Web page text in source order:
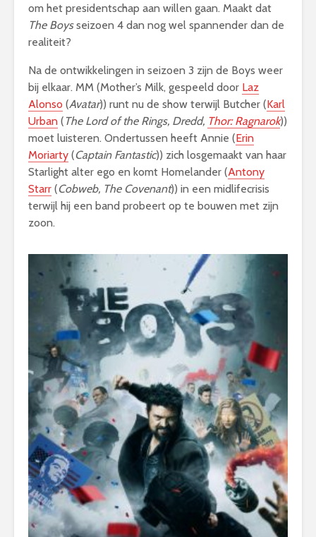
om het presidentschap aan willen gaan. Maakt dat
The Boysseizoen 4 dan nog wel spannender dan de
realiteit?
Na de ontwikkelingen in seizoen 3 zijn de Boys weer
bij elkaar. MM (Mother’s Milk, gespeeld door Laz
Alonso (Avatar)) runt nu de show terwijl Butcher (Karl
Urban (The Lord of the Rings, Dredd, Thor: Ragnarok))
moet luisteren. Ondertussen heeft Annie (Erin
Moriarty (Captain Fantastic)) zich losgemaakt van haar
Starlight alter ego en komt Homelander (Antony
Starr (Cobweb, The Covenant)) in een midlifecrisis
terwijl hij een band probeert op te bouwen met zijn
zoon.